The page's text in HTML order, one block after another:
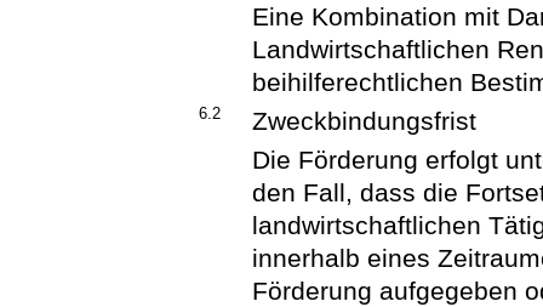
Eine Kombination mit
Landwirtschaftlichen
beihilferechtlichen
6.2
Zweckbindungsfrist
Die Förderung erfolgt
den Fall, dass die
landwirtschaftlichen
innerhalb eines
Förderung aufgegeben